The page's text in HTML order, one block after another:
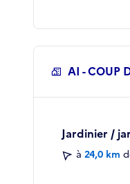
AI - COUP
Jardinier /
à 24,0 km